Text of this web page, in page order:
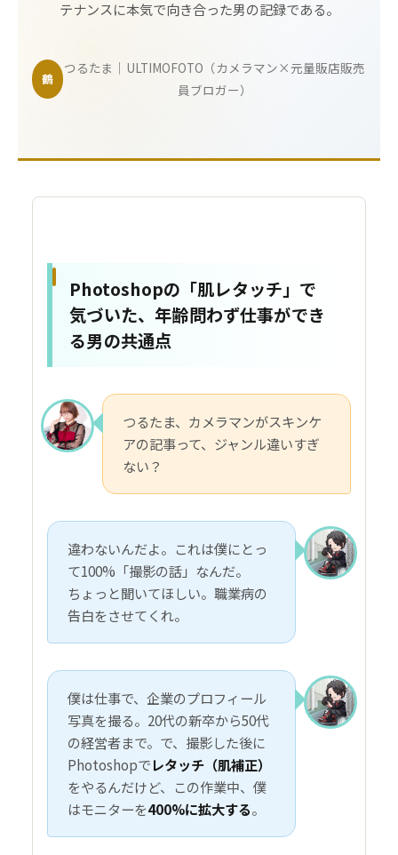
テナンスに本気で向き合った男の記録である。
鶴
つるたま｜ULTIMOFOTO（カメラマン×元量販店販売
員ブロガー）
Photoshopの「肌レタッチ」で
気づいた、年齢問わず仕事ができ
る男の共通点
つるたま、カメラマンがスキンケ
アの記事って、ジャンル違いすぎ
ない？
違わないんだよ。これは僕にとっ
て100%「撮影の話」なんだ。
ちょっと聞いてほしい。職業病の
告白をさせてくれ。
僕は仕事で、企業のプロフィール
写真を撮る。20代の新卒から50代
の経営者まで。で、撮影した後に
Photoshopでレタッチ（肌補正）
をやるんだけど、この作業中、僕
はモニターを400%に拡大する。